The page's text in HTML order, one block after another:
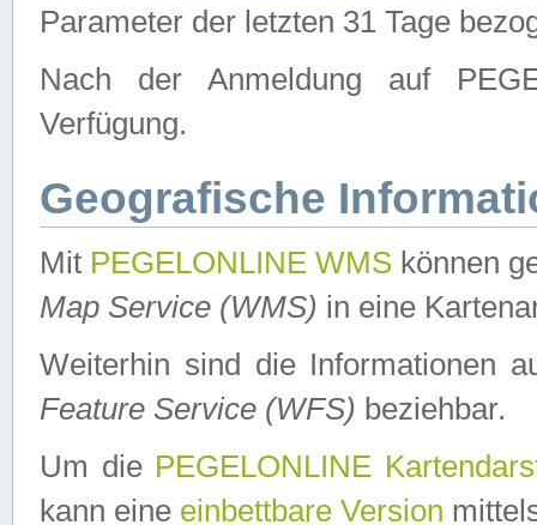
Parameter der letzten 31 Tage
Nach der Anmeldung auf
Verfügung.
Geografische
Mit PEGELONLINE WMS können
Map Service (WMS) in eine
Weiterhin sind die Informationen
Feature Service (WFS) beziehbar.
Um die PEGELONLINE
kann eine einbettbare Version